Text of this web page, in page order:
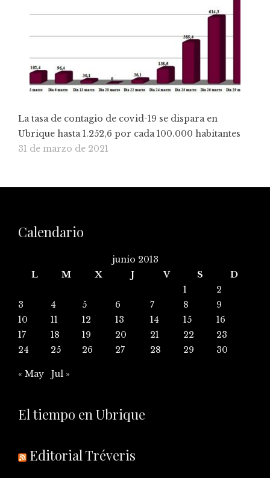
La tasa de contagio de covid-19 se dispara en
Ubrique hasta 1.252,6 por cada 100.000 habitantes
31 de marzo de 2021
Calendario
junio 2013
L
M X J V S
D
1
2
3
4 5 6 7 8
9
10
11 12 13 14 15
16
17
18 19 20 21 22
23
24
25 26 27 28 29 30
« May Jul »
El tiempo en Ubrique
Editorial Tréveris